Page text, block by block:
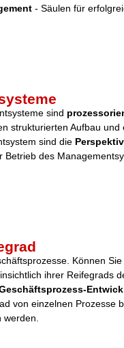
- Säulen für
sind
strukturierten Aufbau
sind die
Betrieb des
Können
ihrer Reifegrads
von einzelnen Prozesse
werden.